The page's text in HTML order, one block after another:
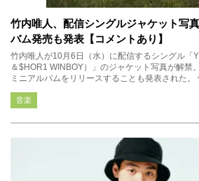
竹内唯人、配信シングルジャケット写
バム発売も発表【コメントあり】
竹内唯人が10月6日（水）に配信するシングル「
＆$HOR1 WINBOY）」のジャケット写真が解禁
ミニアルバムをリリースすることも発表された
音楽